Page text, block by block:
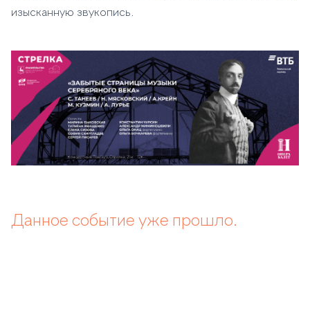
изысканную звукопись.
Данное событие уже прошло.